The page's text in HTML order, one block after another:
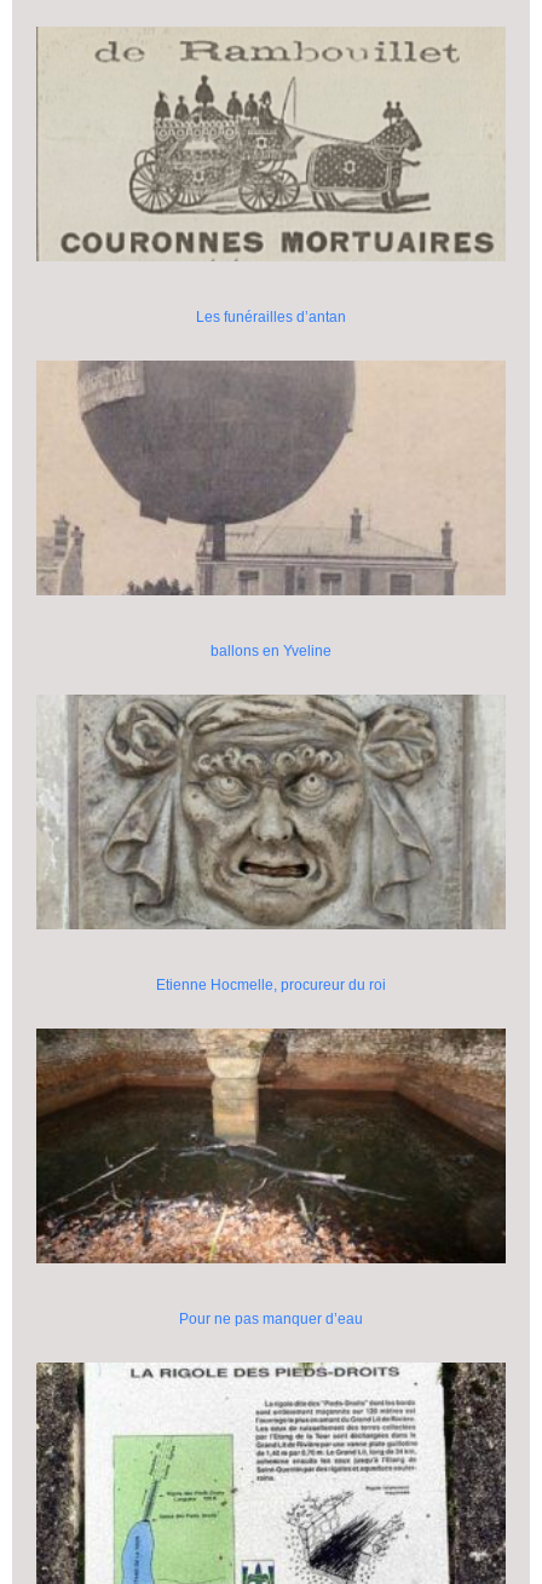
Les funérailles d’antan
ballons en Yveline
Etienne Hocmelle, procureur du roi
Pour ne pas manquer d’eau